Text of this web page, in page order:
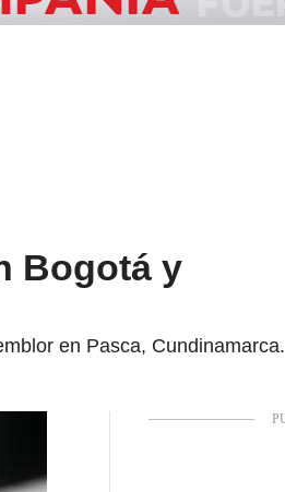
Bogotá y
en Pasca, Cundinamarca.